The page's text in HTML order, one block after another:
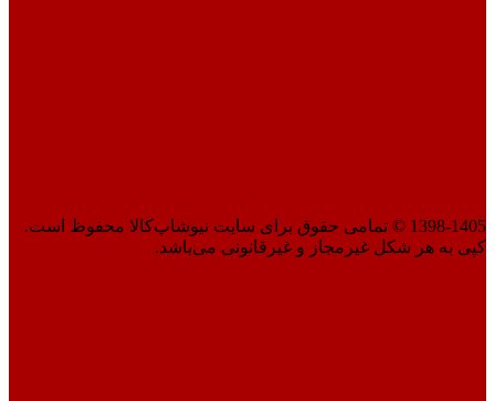
1398-1405 © تمامی حقوق برای سایت نیوشاپ‌کالا محفوظ است.
کپی به هر شکل غیرمجاز و غیرقانونی می‌باشد.